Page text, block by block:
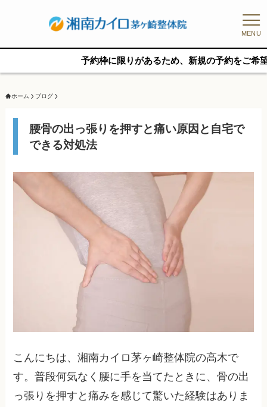
MENU
予約枠に限りがあるため、新規の予約をご希望の方はお
ホーム ブログ
腰骨の出っ張りを押すと痛い原因と自宅で
できる対処法
こんにちは、湘南カイロ茅ヶ崎整体院の高木で
す。普段何気なく腰に手を当てたときに、骨の出
っ張りを押すと痛みを感じて驚いた経験はありま